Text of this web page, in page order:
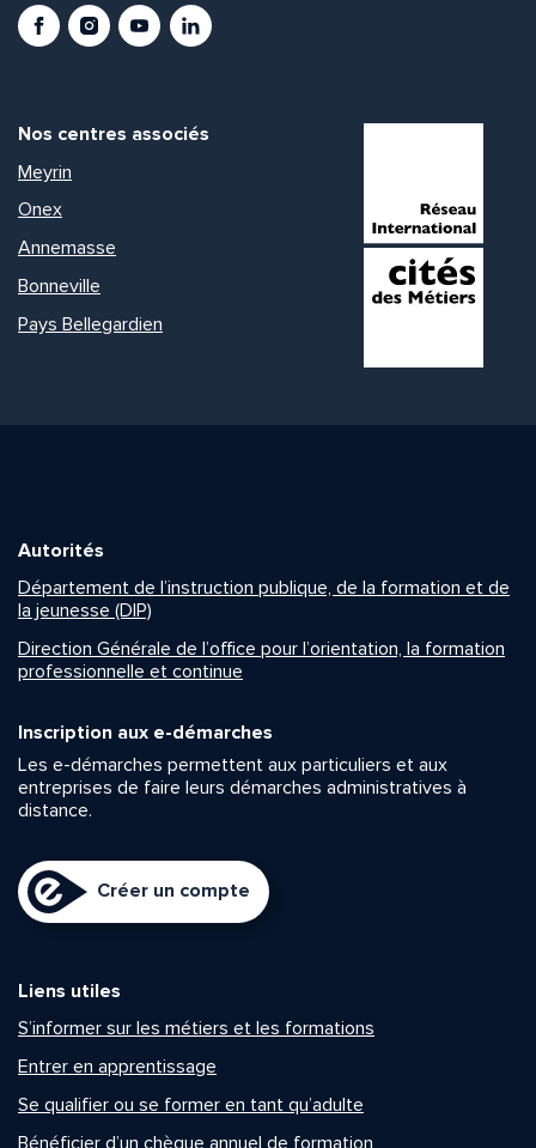
FacebookInstagramYoutubeLinkedIn
Nos centres associés
Meyrin
Onex
Annemasse
Bonneville
Pays Bellegardien
Autorités
Département de l’instruction publique, de la formation et de
la jeunesse (DIP)
Direction Générale de l’office pour l’orientation, la formation
professionnelle et continue
Inscription aux e-démarches
Les e-démarches permettent aux particuliers et aux
entreprises de faire leurs démarches administratives à
distance.
Créer un compte
Liens utiles
S’informer sur les métiers et les formations
Entrer en apprentissage
Se qualifier ou se former en tant qu’adulte
Bénéficier d’un chèque annuel de formation